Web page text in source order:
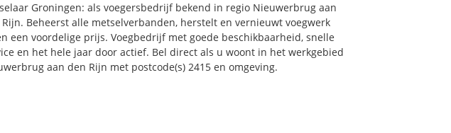
Groningen: als voegersbedrijf bekend in regio Nieuwerbrug aan
Beheerst alle metselverbanden, herstelt en vernieuwt voegwerk
een voordelige prijs. Voegbedrijf met goede beschikbaarheid, snelle
en het hele jaar door actief. Bel direct als u woont in het werkgebied
aan den Rijn met postcode(s) 2415 en omgeving.